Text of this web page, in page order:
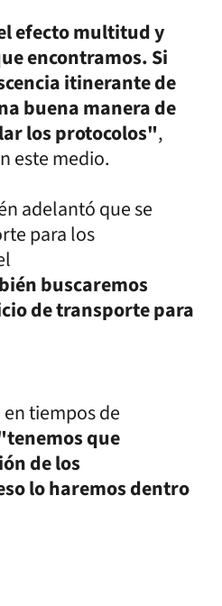
efecto multitud y
encontramos. Si
itinerante de
buena manera de
los protocolos",
este medio.
adelantó que se
para los
buscaremos
de transporte para
tiempos de
que
de los
lo haremos dentro